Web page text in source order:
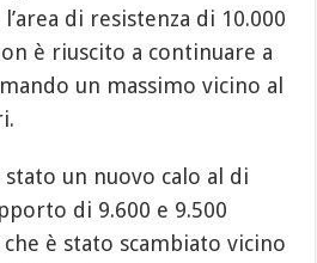
di resistenza di 10.000
è riuscito a continuare a
un massimo vicino al
stato un nuovo calo al di
di 9.600 e 9.500
è stato scambiato vicino